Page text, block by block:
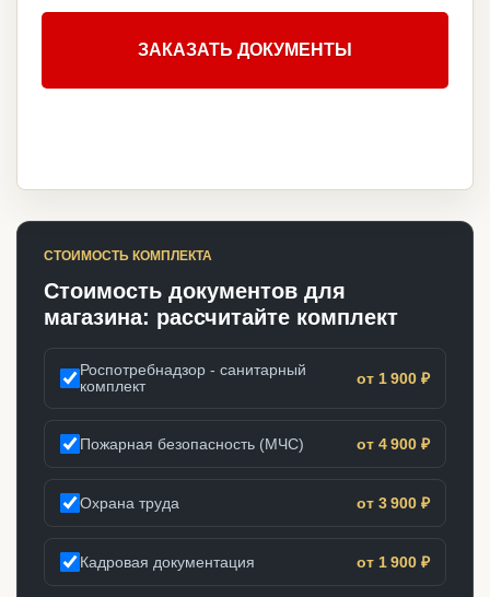
ЗАКАЗАТЬ ДОКУМЕНТЫ
СТОИМОСТЬ КОМПЛЕКТА
Стоимость документов для
магазина: рассчитайте комплект
Роспотребнадзор - санитарный
комплект
от 1 900 ₽
Пожарная безопасность (МЧС) от 4 900 ₽
Охрана труда от 3 900 ₽
Кадровая документация от 1 900 ₽